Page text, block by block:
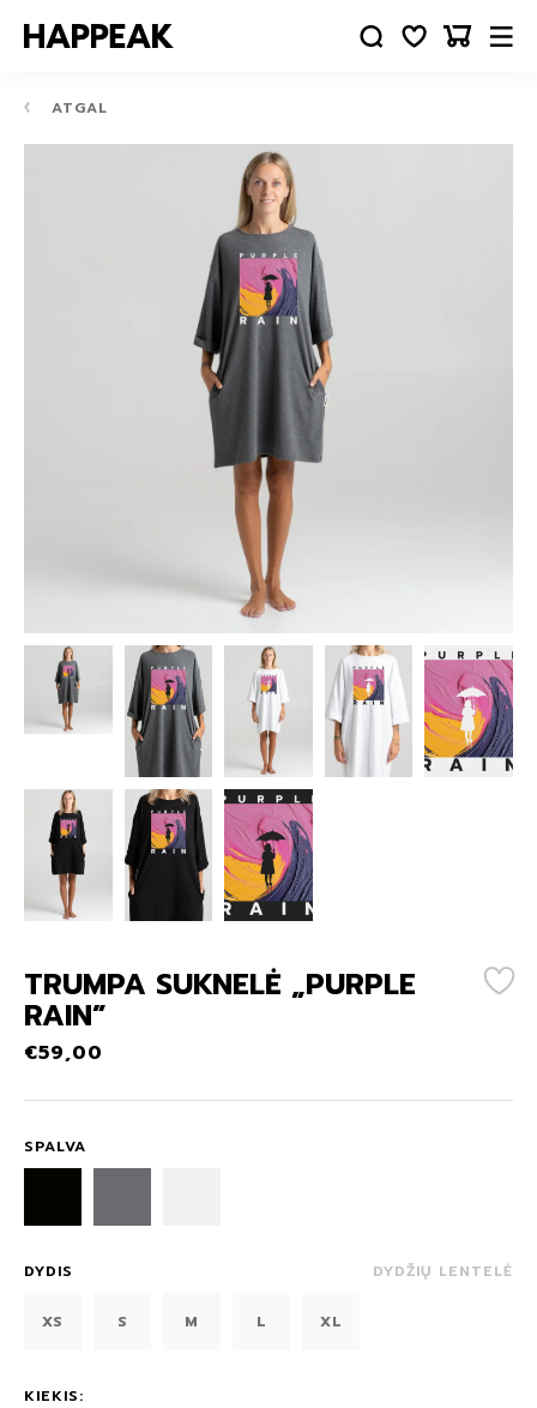
ATGAL
TRUMPA SUKNELĖ „PURPLE
RAIN”
€59,00
SPALVA
DYDIS DYDŽIŲ LENTELĖ
XS S M L XL
KIEKIS: